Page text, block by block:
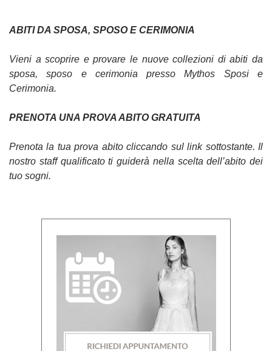
ABITI DA SPOSA, SPOSO E CERIMONIA
Vieni a scoprire e provare le nuove collezioni di abiti da
sposa, sposo e cerimonia presso Mythos Sposi e
Cerimonia.
PRENOTA UNA PROVA ABITO GRATUITA
Prenota la tua prova abito cliccando sul link sottostante. Il
nostro staff qualificato ti guiderà nella scelta dell’abito dei
tuo sogni.